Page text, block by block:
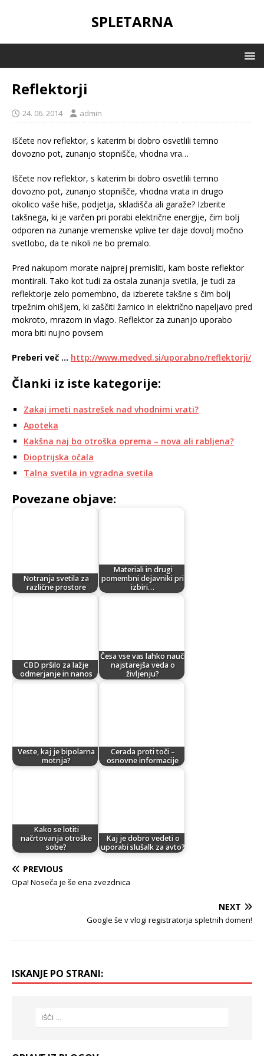
SPLETARNA
Reflektorji
24. 06. 2014 admin
Iščete nov reflektor, s katerim bi dobro osvetlili temno
dovozno pot, zunanjo stopnišče, vhodna vra…
Iščete nov reflektor, s katerim bi dobro osvetlili temno
dovozno pot, zunanjo stopnišče, vhodna vrata in drugo
okolico vaše hiše, podjetja, skladišča ali garaže? Izberite
takšnega, ki je varčen pri porabi električne energije, čim bolj
odporen na zunanje vremenske vplive ter daje dovolj močno
svetlobo, da te nikoli ne bo premalo.
Pred nakupom morate najprej premisliti, kam boste reflektor
montirali. Tako kot tudi za ostala zunanja svetila, je tudi za
reflektorje zelo pomembno, da izberete takšne s čim bolj
trpežnim ohišjem, ki zaščiti žarnico in električno napeljavo pred
mokroto, mrazom in vlago. Reflektor za zunanjo uporabo
mora biti nujno povsem
Preberi več … http://www.medved.si/uporabno/reflektorji/
Članki iz iste kategorije:
Zakaj imeti nastrešek nad vhodnimi vrati?
Apoteka
Kakšna naj bo otroška oprema – nova ali rabljena?
Dioptrijska očala
Talna svetila in vgradna svetila
Povezane objave:
Notranja svetila za
različne prostore
Materiali in drugi
pomembni dejavniki pri
izbiri…
CBD pršilo za lažje
odmerjanje in nanos
Česa vse vas lahko nauči
najstarejša veda o
življenju?
Veste, kaj je bipolarna
motnja?
Cerada proti toči –
osnovne informacije
Kako se lotiti
načrtovanja otroške
sobe?
Kaj je dobro vedeti o
uporabi slušalk za avto?
PREVIOUS
Opa! Noseča je še ena zvezdnica
NEXT
Google še v vlogi registratorja spletnih domen!
ISKANJE PO STRANI: